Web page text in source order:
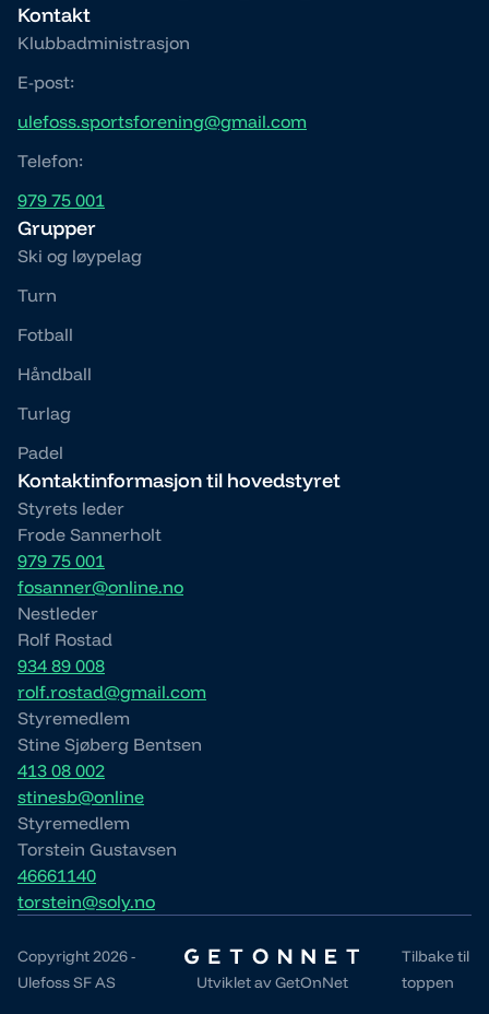
Kontakt
Klubbadministrasjon
E-post:
ulefoss.sportsforening@gmail.com
Telefon:
979 75 001
Grupper
Ski og løypelag
Turn
Fotball
Håndball
Turlag
Padel
Kontaktinformasjon til hovedstyret
Styrets leder
Frode Sannerholt
979 75 001
fosanner@online.no
Nestleder
Rolf Rostad
934 89 008
rolf.rostad@gmail.com
Styremedlem
Stine Sjøberg Bentsen
413 08 002
stinesb@online
Styremedlem
Torstein Gustavsen
46661140
torstein@soly.no
Copyright 2026 -
Ulefoss SF AS
Utviklet avGetOnNet
Tilbake til
toppen